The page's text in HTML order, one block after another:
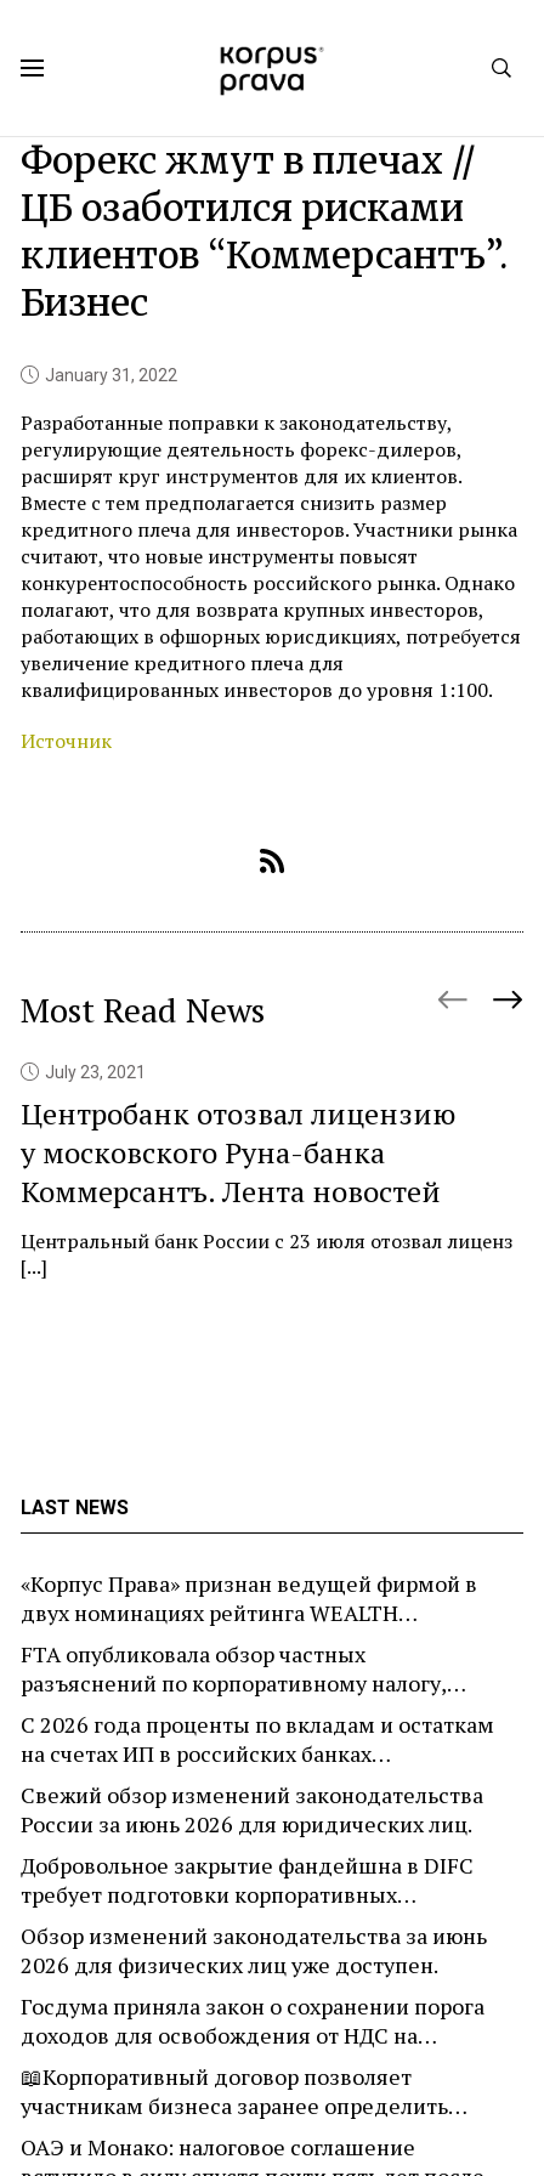
Форекс жмут в плечах //
ЦБ озаботился рисками
клиентов “Коммерсантъ”.
Бизнес
January 31, 2022
Разработанные поправки к законодательству,
регулирующие деятельность форекс-дилеров,
расширят круг инструментов для их клиентов.
Вместе с тем предполагается снизить размер
кредитного плеча для инвесторов. Участники рынка
считают, что новые инструменты повысят
конкурентоспособность российского рынка. Однако
полагают, что для возврата крупных инвесторов,
работающих в офшорных юрисдикциях, потребуется
увеличение кредитного плеча для
квалифицированных инвесторов до уровня 1:100.
Источник
LAST NEWS
«Корпус Права» признан ведущей фирмой в
двух номинациях рейтинга WEALTH…
FTA опубликовала обзор частных
разъяснений по корпоративному налогу,…
С 2026 года проценты по вкладам и остаткам
на счетах ИП в российских банках…
Свежий обзор изменений законодательства
России за июнь 2026 для юридических лиц.
Добровольное закрытие фандейшна в DIFC
требует подготовки корпоративных…
Обзор изменений законодательства за июнь
2026 для физических лиц уже доступен.
Госдума приняла закон о сохранении порога
доходов для освобождения от НДС на…
📖Корпоративный договор позволяет
участникам бизнеса заранее определить…
ОАЭ и Монако: налоговое соглашение
Most Read News
July 23, 2021
Центробанк отозвал лицензию
у московского Руна-банка
Коммерсантъ. Лента новостей
Центральный банк России с 23 июля отозвал лиценз
[...]